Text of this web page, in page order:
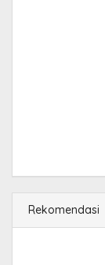
Rekomendasi